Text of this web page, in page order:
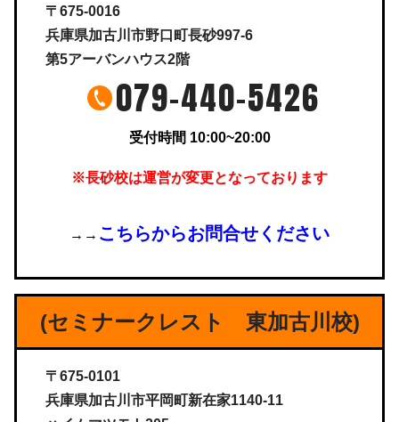
〒675-0016
兵庫県加古川市野口町長砂997-6
第5アーバンハウス2階
079-440-5426
受付時間 10:00~20:00
※長砂校は運営が変更となっております
→→ こちらからお問合せください
(セミナークレスト 東加古川校)
〒675-0101
兵庫県加古川市平岡町新在家1140-11